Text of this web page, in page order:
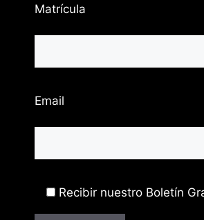
Matrícula
Email
Recibir nuestro Boletín